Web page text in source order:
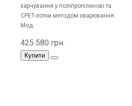
харчування у поліпропіленові та
CPET-лотки методом зварювання.
Мод..
425 580 грн.
Купити